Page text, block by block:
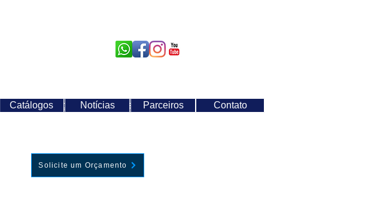
Notícias Parceiros Contato
Catálogos
Catálogos Notícias Parceiros Contato
Solicite um Orçamento